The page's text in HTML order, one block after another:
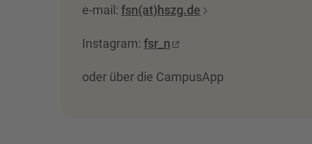
e-mail: fsn(at)hszg.de
Instagram: fsr_n
oder über die CampusApp